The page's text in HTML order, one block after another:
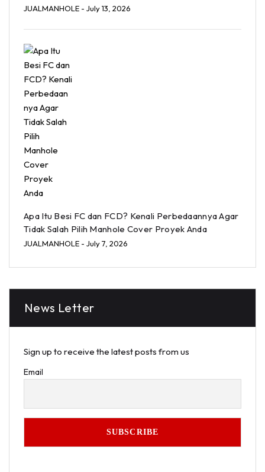
JUALMANHOLE - July 13, 2026
Apa Itu Besi FC dan FCD? Kenali Perbedaannya Agar
Tidak Salah Pilih Manhole Cover Proyek Anda
JUALMANHOLE - July 7, 2026
News Letter
Sign up to receive the latest posts from us
Email